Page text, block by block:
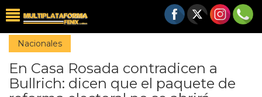
Nacionales
En Casa Rosada contradicen a
Bullrich: dicen que el paquete de